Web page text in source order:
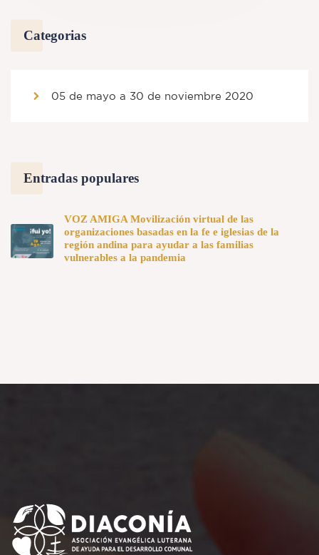
Categorias
05 de mayo a 30 de noviembre 2020
Entradas populares
VOZ AMIGA Movilización virtual de las
organizaciones basadas en la fe e iglesias de la
región andina para ayudar a las familias
vulnerables a la pandemia